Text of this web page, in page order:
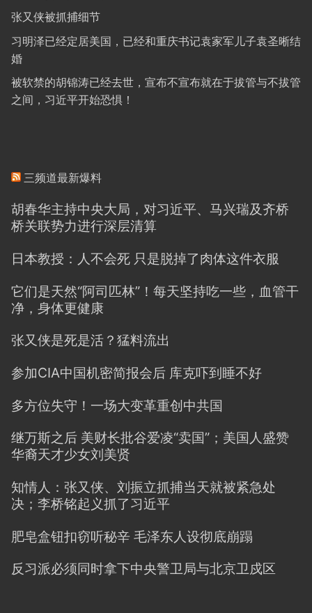
张又侠被抓捕细节
习明泽已经定居美国，已经和重庆书记袁家军儿子袁圣晰结
婚
被软禁的胡锦涛已经去世，宣布不宣布就在于拔管与不拔管
之间，习近平开始恐惧！
三频道最新爆料
胡春华主持中央大局，对习近平、马兴瑞及齐桥
桥关联势力进行深层清算
日本教授：人不会死 只是脱掉了肉体这件衣服
它们是天然“阿司匹林”！每天坚持吃一些，血管干
净，身体更健康
张又侠是死是活？猛料流出
参加CIA中国机密简报会后 库克吓到睡不好
多方位失守！一场大变革重创中共国
继万斯之后 美财长批谷爱凌“卖国”；美国人盛赞
华裔天才少女刘美贤
知情人：张又侠、刘振立抓捕当天就被紧急处
决；李桥铭起义抓了习近平
肥皂盒钮扣窃听秘辛 毛泽东人设彻底崩蹋
反习派必须同时拿下中央警卫局与北京卫戍区